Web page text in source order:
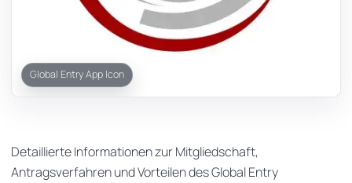
Global Entry App Icon
Detaillierte Informationen zur Mitgliedschaft,
Antragsverfahren und Vorteilen des Global Entry